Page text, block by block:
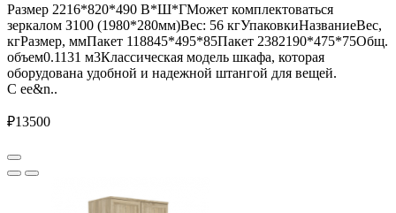
Размер 2216*820*490 В*Ш*ГМожет комплектоваться
зеркалом З100 (1980*280мм)Вес: 56 кгУпаковкиНазваниеВес,
кгРазмер, ммПакет 118845*495*85Пакет 2382190*475*75Общ.
объем0.1131 м3Классическая модель шкафа, которая
оборудована удобной и надежной штангой для вещей.
С ее&n..
₽13500